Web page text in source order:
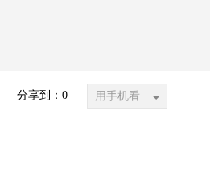
分享到： 0 用手机看